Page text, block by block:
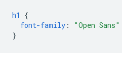
h1
{
font-family :
"Open Sans"
}